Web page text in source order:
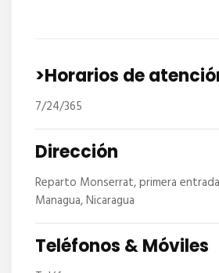
>Horarios de
7/24/365
Dirección
Reparto Monserrat, primera
Managua, Nicaragua
Teléfonos & Móviles